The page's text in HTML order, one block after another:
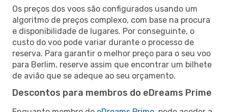
Os preços dos voos são configurados usando um
algoritmo de preços complexo, com base na procura
e disponibilidade de lugares. Por conseguinte, o
custo do voo pode variar durante o processo de
reserva. Para garantir o melhor preço para o seu voo
para Berlim, reserve assim que encontrar um bilhete
de avião que se adeque ao seu orçamento.
Descontos para membros do eDreams Prime